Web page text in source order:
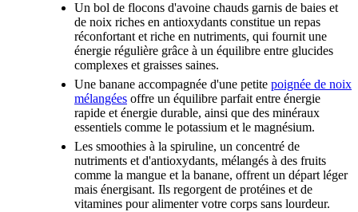
Un bol de flocons d'avoine chauds garnis de baies et
de noix riches en antioxydants constitue un repas
réconfortant et riche en nutriments, qui fournit une
énergie régulière grâce à un équilibre entre glucides
complexes et graisses saines.
Une banane accompagnée d'une petite poignée de noix
mélangées offre un équilibre parfait entre énergie
rapide et énergie durable, ainsi que des minéraux
essentiels comme le potassium et le magnésium.
Les smoothies à la spiruline, un concentré de
nutriments et d'antioxydants, mélangés à des fruits
comme la mangue et la banane, offrent un départ léger
mais énergisant. Ils regorgent de protéines et de
vitamines pour alimenter votre corps sans lourdeur.